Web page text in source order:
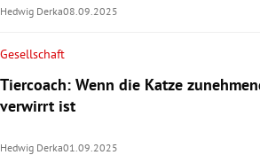
Hedwig Derka08.09.2025
Gesellschaft
Tiercoach: Wenn die Katze
verwirrt ist
Hedwig Derka01.09.2025